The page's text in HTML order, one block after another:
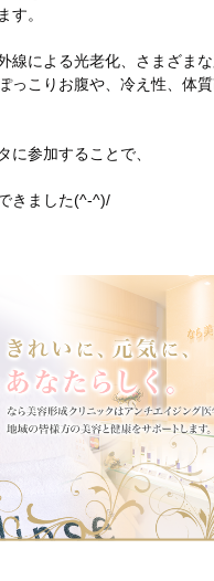
す。
線による光老化、さまざま
っこりお腹や、冷え性、体
に参加することで、
きました(^-^)/